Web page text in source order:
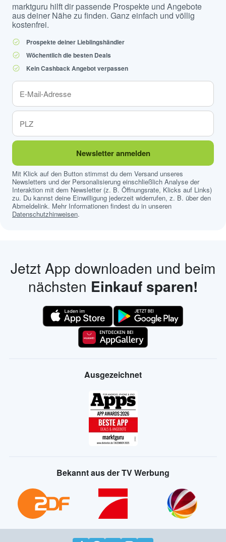
marktguru hilft dir passende Prospekte und Angebote
aus deiner Nähe zu finden. Ganz einfach und völlig
kostenfrei.
Prospekte deiner Lieblingshändler
Wöchentlich die besten Deals
Kein Cashback Angebot verpassen
Newsletter anmelden
Mit Klick auf den Button stimmst du dem Versand unseres
Newsletters und der Personalisierung einschließlich Analyse der
Interaktion mit dem Newsletter (z. B. Öffnungsrate, Klicks auf Links)
zu. Du kannst deine Einwilligung jederzeit widerrufen, z. B. über den
Abmeldelink. Mehr Informationen findest du in unseren
Datenschutzhinweisen.
Jetzt App downloaden und beim
nächsten Einkauf sparen!
Ausgezeichnet
Bekannt aus der TV Werbung